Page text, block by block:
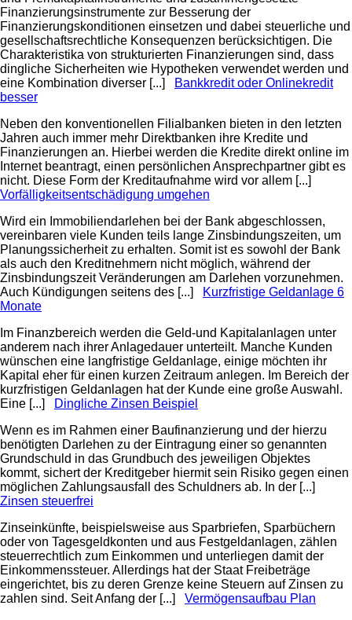
Finanzierungsinstrumente zur Besserung der
Finanzierungskonditionen einsetzen und dabei steuerliche und
gesellschaftsrechtliche Konsequenzen berücksichtigen. Die
Charakteristika von strukturierten Finanzierungen sind, dass
dingliche Sicherheiten wie Hypotheken verwendet werden und
eine Kombination diverser [...]
Bankkredit oder Onlinekredit
besser
Neben den konventionellen Filialbanken bieten in den letzten
Jahren auch immer mehr Direktbanken ihre Kredite und
Finanzierungen an. Hierbei werden die Kredite direkt online im
Internet beantragt, einen persönlichen Ansprechpartner gibt es
nicht. Diese Form der Kreditaufnahme wird vor allem [...]
Vorfälligkeitsentschädigung umgehen
Wird ein Immobiliendarlehen bei der Bank abgeschlossen,
vereinbaren viele Kunden teils lange Zinsbindungszeiten, um
Planungssicherheit zu erhalten. Somit ist es sowohl der Bank
als auch den Kreditnehmern nicht möglich, während der
Zinsbindungszeit Veränderungen am Darlehen vorzunehmen.
Auch Kündigungen seitens des [...]
Kurzfristige Geldanlage 6
Monate
Im Finanzbereich werden die Geld-und Kapitalanlagen unter
anderem nach ihrer Anlagedauer unterteilt. Manche Kunden
wünschen eine langfristige Geldanlage, einige möchten ihr
Kapital eher für einen kurzen Zeitraum anlegen. Im Bereich der
kurzfristigen Geldanlagen hat der Kunde eine große Auswahl.
Eine [...]
Dingliche Zinsen Beispiel
Wenn es im Rahmen einer Baufinanzierung und der hierzu
benötigten Darlehen zu der Eintragung einer so genannten
Grundschuld in das Grundbuch des jeweiligen Objektes
kommt, sichert der Kreditgeber hiermit sein Risiko gegen einen
möglichen Zahlungsausfall des Schuldners ab. In der [...]
Zinsen steuerfrei
Zinseinkünfte, beispielsweise aus Sparbriefen, Sparbüchern
oder von Tagesgeldkonten und aus Festgeldanlagen, zählen
steuerrechtlich zum Einkommen und unterliegen damit der
Einkommenssteuer. Allerdings hat der Staat Freibeträge
eingerichtet, bis zu deren Grenze keine Steuern auf Zinsen zu
zahlen sind. Seit Anfang der [...] Vermögensaufbau Plan